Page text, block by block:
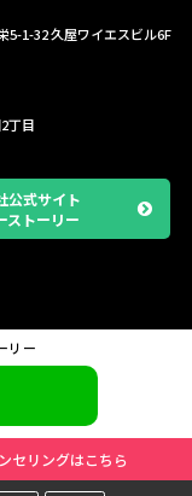
5-1-32久屋ワイエスビル6F
丁目
公式サイト
ストーリー
リー
セリングはこちら